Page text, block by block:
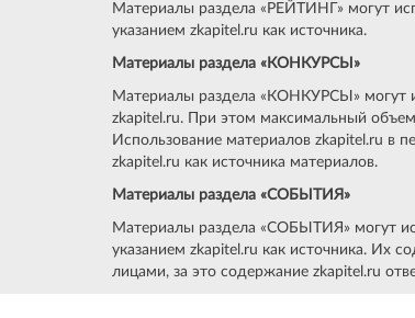
Материалы раздела «РЕЙТИНГ» могут
указанием zkapitel.ru как источника.
Материалы раздела «КОНКУРСЫ»
Материалы раздела «КОНКУРСЫ» могут
zkapitel.ru. При этом максимальный
Использование материалов zkapitel.ru в
zkapitel.ru как источника материалов.
Материалы раздела «СОБЫТИЯ»
Материалы раздела «СОБЫТИЯ» могут
указанием zkapitel.ru как источника. Их
лицами, за это содержание zkapitel.ru